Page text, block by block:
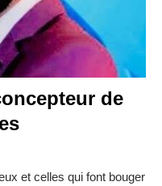
de
et celles qui font bouger